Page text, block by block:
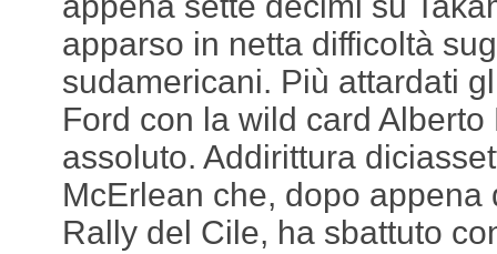
apparso in netta difficoltà
sudamericani. Più attardati
Ford con la wild card
assoluto. Addirittura
McErlean che, dopo appena
Rally del Cile, ha sbattuto